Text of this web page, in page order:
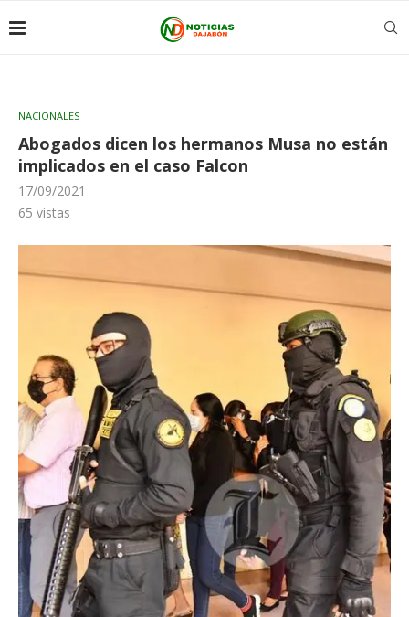
NACIONALES
Abogados dicen los hermanos Musa no están
implicados en el caso Falcon
17/09/2021
65 vistas